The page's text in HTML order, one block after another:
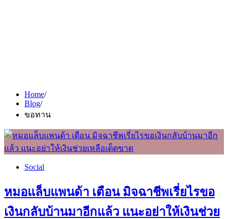
Home
Blog
ขอทาน
Social
หมอแล็บแพนด้า เตือน มิจฉาชีพเรี่ยไรขอ
เงินกลับบ้านมาอีกแล้ว แนะอย่าให้เงินช่วย